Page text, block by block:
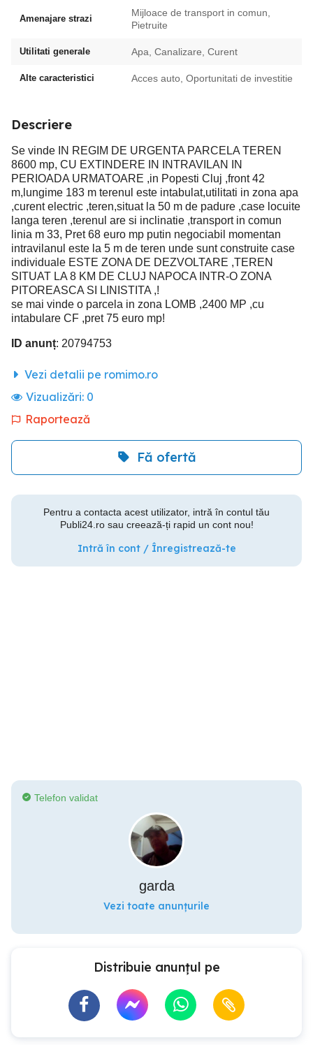
Amenajare strazi
Mijloace de transport in comun,
Pietruite
Utilitati generale Apa, Canalizare, Curent
Alte caracteristici Acces auto, Oportunitati de investitie
Descriere
Se vinde IN REGIM DE URGENTA PARCELA TEREN
8600 mp, CU EXTINDERE IN INTRAVILAN IN
PERIOADA URMATOARE ,in Popesti Cluj ,front 42
m,lungime 183 m terenul este intabulat,utilitati in zona apa
,curent electric ,teren,situat la 50 m de padure ,case locuite
langa teren ,terenul are si inclinatie ,transport in comun
linia m 33, Pret 68 euro mp putin negociabil momentan
intravilanul este la 5 m de teren unde sunt construite case
individuale ESTE ZONA DE DEZVOLTARE ,TEREN
SITUAT LA 8 KM DE CLUJ NAPOCA INTR-O ZONA
PITOREASCA SI LINISTITA ,!
se mai vinde o parcela in zona LOMB ,2400 MP ,cu
intabulare CF ,pret 75 euro mp!
ID anunț: 20794753
Vezi detalii pe romimo.ro
Vizualizări: 0
Raportează
Fă ofertă
Pentru a contacta acest utilizator, intră în contul tău
Publi24.ro sau creează-ți rapid un cont nou!
Intră în cont / Înregistrează-te
Telefon validat
garda
Vezi toate anunțurile
Distribuie anunțul pe